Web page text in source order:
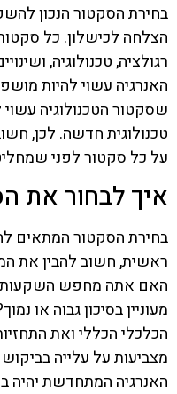
בחירת הסקטור הנכון
הצלחה לכישלון. כל
רגולציה, טכנולוגיה,
האנרגיה עשוי להיות
שסקטור הטכנולוגיה
טכנולוגית חדשה. לכן,
על כל סקטור לפני
איך לבחור את
בחירת הסקטור המתאים
ראשית, חשוב להבין את
האם אתה מחפש השקעות
מעוניין בסיכון גבוה או
הכלכלי הכללי ואת
מצביעות על עלייה
האנרגיה המתחדשת יהיה